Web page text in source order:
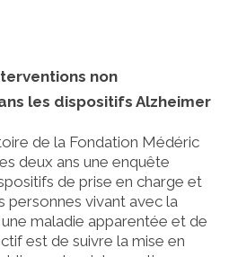
non
les dispositifs Alzheimer
de la Fondation Médéric
deux ans une enquête
de prise en charge et
personnes vivant avec la
maladie apparentée et de
est de suivre la mise en